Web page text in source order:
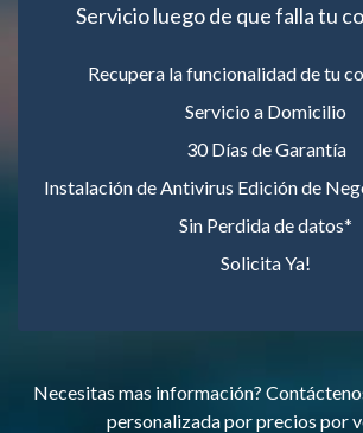
Servicio luego de que falla tu
Recupera la funcionalidad de tu
Servicio a Domicilio
30 Días de Garantía
Instalación de Antivirus Edición de
Sin Perdida de datos*
Solicita Ya!
Necesitas mas información?
personalizada por precios por